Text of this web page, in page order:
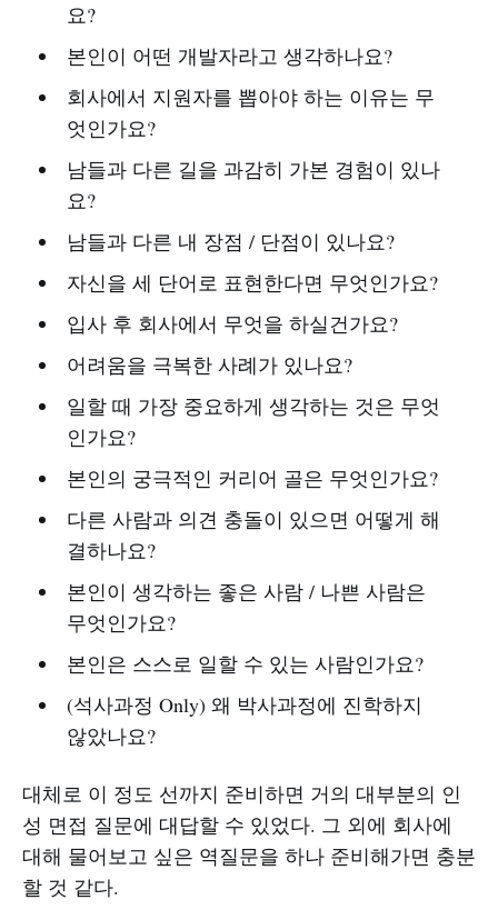
요?
본인이 어떤 개발자라고 생각하나요?
회사에서 지원자를 뽑아야 하는 이유는 무
엇인가요?
남들과 다른 길을 과감히 가본 경험이 있나
요?
남들과 다른 내 장점 / 단점이 있나요?
자신을 세 단어로 표현한다면 무엇인가요?
입사 후 회사에서 무엇을 하실건가요?
어려움을 극복한 사례가 있나요?
일할 때 가장 중요하게 생각하는 것은 무엇
인가요?
본인의 궁극적인 커리어 골은 무엇인가요?
다른 사람과 의견 충돌이 있으면 어떻게 해
결하나요?
본인이 생각하는 좋은 사람 / 나쁜 사람은
무엇인가요?
본인은 스스로 일할 수 있는 사람인가요?
(석사과정 Only) 왜 박사과정에 진학하지
않았나요?
대체로 이 정도 선까지 준비하면 거의 대부분의 인
성 면접 질문에 대답할 수 있었다. 그 외에 회사에
대해 물어보고 싶은 역질문을 하나 준비해가면 충분
할 것 같다.